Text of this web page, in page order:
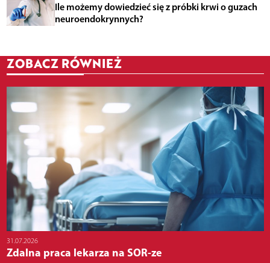
Ile możemy dowiedzieć się z próbki krwi o guzach
neuroendokrynnych?
ZOBACZ RÓWNIEŻ
31.07.2026
Zdalna praca lekarza na SOR-ze